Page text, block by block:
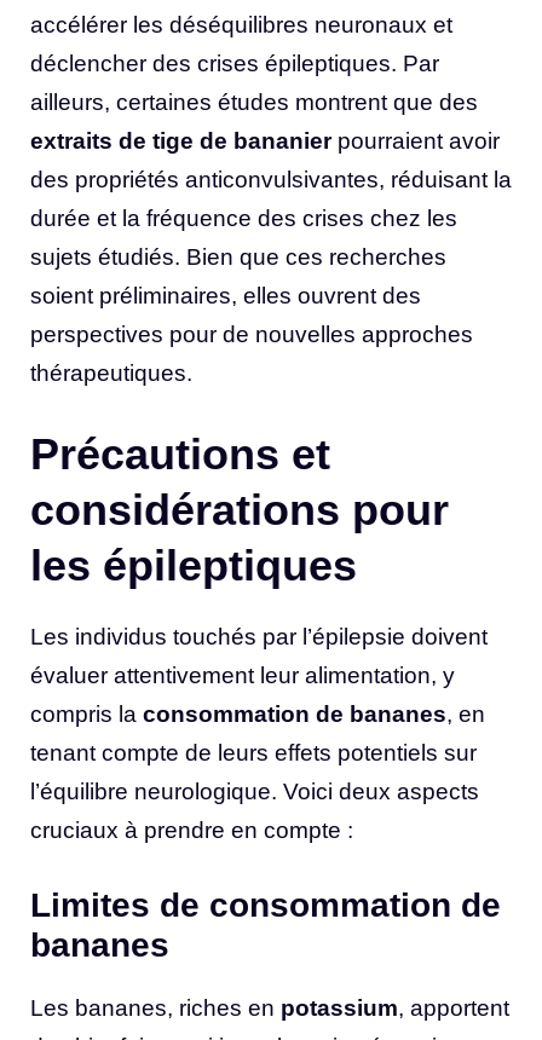
accélérer les déséquilibres neuronaux et
déclencher des crises épileptiques. Par
ailleurs, certaines études montrent que des
extraits de tige de bananierpourraient avoir
des propriétés anticonvulsivantes, réduisant la
durée et la fréquence des crises chez les
sujets étudiés. Bien que ces recherches
soient préliminaires, elles ouvrent des
perspectives pour de nouvelles approches
thérapeutiques.
Précautions et
considérations pour
les épileptiques
Les individus touchés par l’épilepsie doivent
évaluer attentivement leur alimentation, y
compris la consommation de bananes, en
tenant compte de leurs effets potentiels sur
l’équilibre neurologique. Voici deux aspects
cruciaux à prendre en compte :
Limites de consommation de
bananes
Les bananes, riches en potassium, apportent